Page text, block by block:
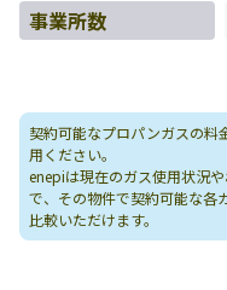
事業所数
契約可能なプロパンガスの料
用ください。
enepiは現在のガス使用状況
で、その物件で契約可能な各
比較いただけます。